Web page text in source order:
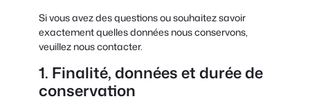
Si vous avez des questions ou souhaitez savoir
exactement quelles données nous conservons,
veuillez nous contacter.
1. Finalité, données et durée de
conservation